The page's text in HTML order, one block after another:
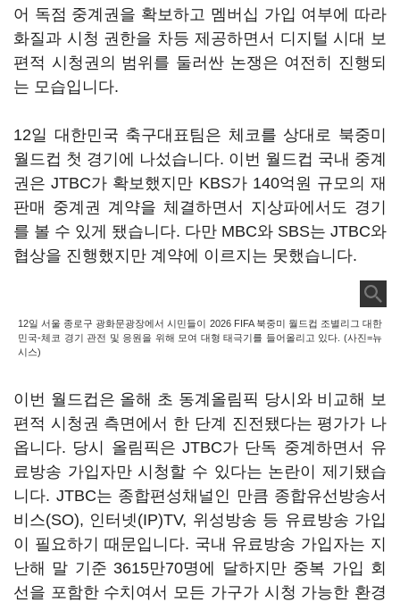
어 독점 중계권을 확보하고 멤버십 가입 여부에 따라
화질과 시청 권한을 차등 제공하면서 디지털 시대 보
편적 시청권의 범위를 둘러싼 논쟁은 여전히 진행되
는 모습입니다.
12일 대한민국 축구대표팀은 체코를 상대로 북중미
월드컵 첫 경기에 나섰습니다. 이번 월드컵 국내 중계
권은 JTBC가 확보했지만 KBS가 140억원 규모의 재
판매 중계권 계약을 체결하면서 지상파에서도 경기
를 볼 수 있게 됐습니다. 다만 MBC와 SBS는 JTBC와
협상을 진행했지만 계약에 이르지는 못했습니다.
12일 서울 종로구 광화문광장에서 시민들이 2026 FIFA 북중미 월드컵 조별리그 대한
민국-체코 경기 관전 및 응원을 위해 모여 대형 태극기를 들어올리고 있다. (사진=뉴
시스)
이번 월드컵은 올해 초 동계올림픽 당시와 비교해 보
편적 시청권 측면에서 한 단계 진전됐다는 평가가 나
옵니다. 당시 올림픽은 JTBC가 단독 중계하면서 유
료방송 가입자만 시청할 수 있다는 논란이 제기됐습
니다. JTBC는 종합편성채널인 만큼 종합유선방송서
비스(SO), 인터넷(IP)TV, 위성방송 등 유료방송 가입
이 필요하기 때문입니다. 국내 유료방송 가입자는 지
난해 말 기준 3615만70명에 달하지만 중복 가입 회
선을 포함한 수치여서 모든 가구가 시청 가능한 환경